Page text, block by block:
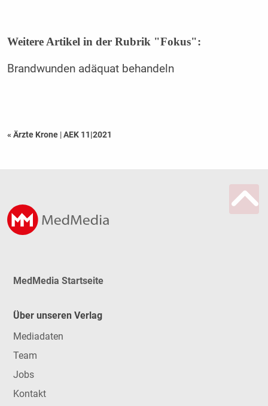
Weitere Artikel in der Rubrik "Fokus":
Brandwunden adäquat behandeln
« Ärzte Krone |AEK 11|2021
MedMedia Startseite
Über unseren Verlag
Mediadaten
Team
Jobs
Kontakt